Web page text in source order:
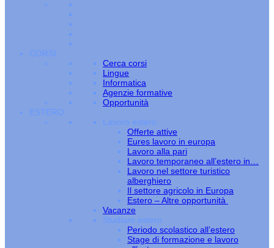
CORSI
Cerca corsi
Lingue
Informatica
Agenzie formative
Opportunità
ESTERO
Lavoro estero
Offerte attive
Eures lavoro in europa
Lavoro alla pari
Lavoro temporaneo all’estero in…
Lavoro nel settore turistico
alberghiero
Il settore agricolo in Europa
Estero – Altre opportunità
Vacanze
Studiare estero
Periodo scolastico all’estero
Stage di formazione e lavoro